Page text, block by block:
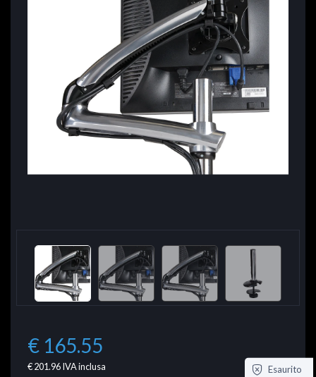
€ 165.55
€ 201.96IVA inclusa
Esaurito